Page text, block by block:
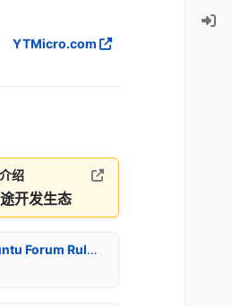
YTMicro.com
绍
开发生态
云途论坛规则/Yuntu Forum Rules